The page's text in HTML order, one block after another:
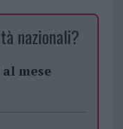
nazionali?
mese